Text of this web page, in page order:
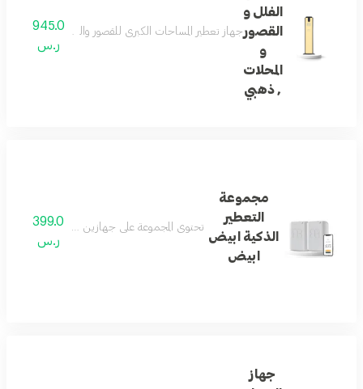
الفلل و
القصور
و
المحلات
, ذهبي
جهاز تعطير المساحات الكبرى للقصور والفلل والمحلات
945.0
ر.س
مجموعة
التعطير
الذكية ابيض
ابيض
تحتوي المجموعة على جهازين تعطير الشقق و الفلل
399.0
ر.س
جهاز